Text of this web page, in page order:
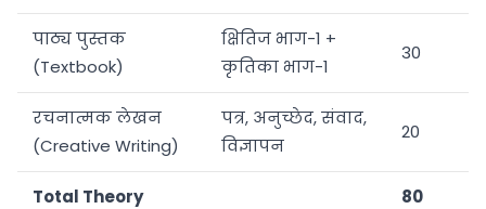
पाठ्य पुस्तक
(Textbook)
क्षितिज भाग-1 +
कृतिका भाग-1
30
रचनात्मक लेखन
(Creative Writing)
पत्र, अनुच्छेद, संवाद,
विज्ञापन
20
Total Theory 80